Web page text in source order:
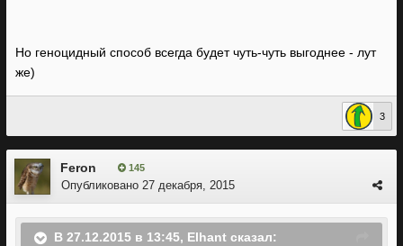
Но геноцидный способ всегда будет чуть-чуть выгоднее - лут
же)
3
Feron 145
Опубликовано 27 декабря, 2015
В 27.12.2015 в 13:45, Elhant сказал: